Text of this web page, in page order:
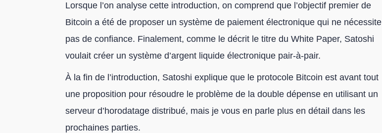
Lorsque l’on analyse cette introduction, on comprend que l’objectif premier de
Bitcoin a été de proposer un système de paiement électronique qui ne nécessite
pas de confiance. Finalement, comme le décrit le titre du White Paper, Satoshi
voulait créer un système d’argent liquide électronique pair-à-pair.
À la fin de l’introduction, Satoshi explique que le protocole Bitcoin est avant tout
une proposition pour résoudre le problème de la double dépense en utilisant un
serveur d’horodatage distribué, mais je vous en parle plus en détail dans les
prochaines parties.